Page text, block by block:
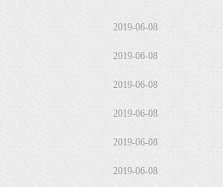
2019-06-08
2019-06-08
2019-06-08
2019-06-08
2019-06-08
2019-06-08